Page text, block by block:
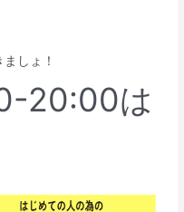
ましょ！
20:00は